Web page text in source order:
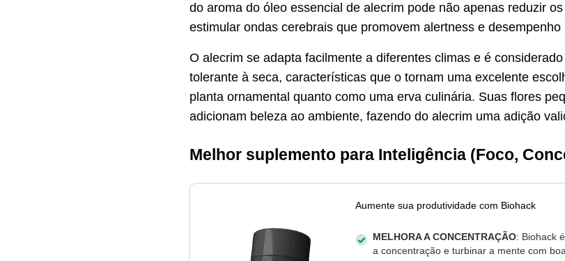
do aroma do óleo essencial de alecrim pode não apenas reduzir
estimular ondas cerebrais que promovem alertness e desempenho
O alecrim se adapta facilmente a diferentes climas e é
tolerante à seca, características que o tornam uma excelente
planta ornamental quanto como uma erva culinária. Suas flores
adicionam beleza ao ambiente, fazendo do alecrim uma adição
Melhor suplemento para Inteligência (Foco,
Aumente sua produtividade com Biohack
MELHORA A CONCENTRAÇÃO: Biohack
a concentração e turbinar a mente com